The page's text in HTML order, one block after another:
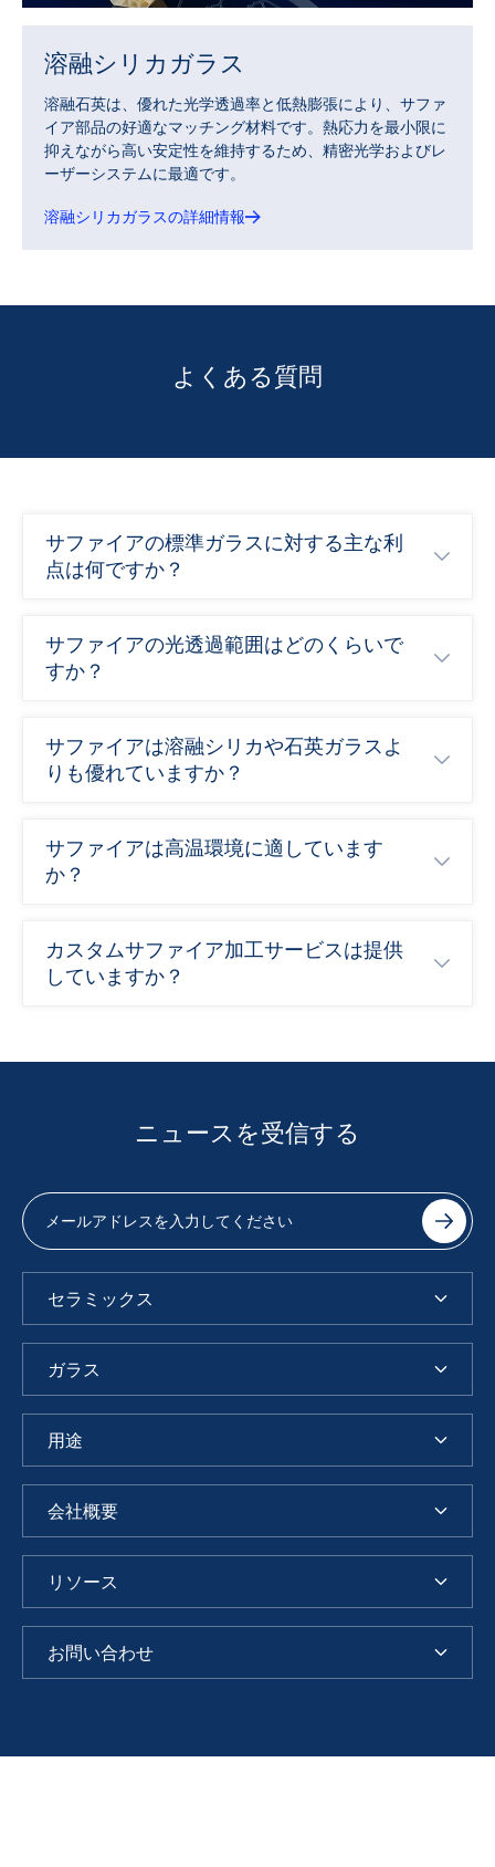
溶融シリカガラス
溶融石英は、優れた光学透過率と低熱膨張により、サファ
イア部品の好適なマッチング材料です。熱応力を最小限に
抑えながら高い安定性を維持するため、精密光学およびレ
ーザーシステムに最適です。
溶融シリカガラスの詳細情報
よくある質問
サファイアの標準ガラスに対する主な利
点は何ですか？
サファイアの光透過範囲はどのくらいで
すか？
サファイアは溶融シリカや石英ガラスよ
りも優れていますか？
サファイアは高温環境に適しています
か？
カスタムサファイア加工サービスは提供
していますか？
ニュースを受信する
セラミックス
ガラス
用途
会社概要
リソース
お問い合わせ